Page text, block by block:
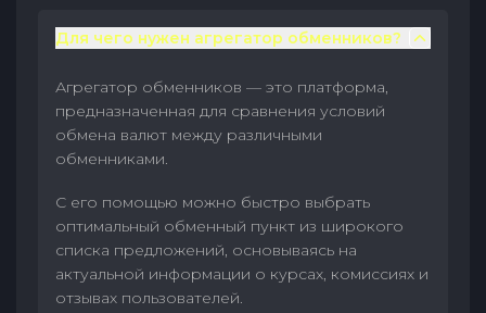
Для чего нужен агрегатор обменников?
Агрегатор обменников — это платформа,
предназначенная для сравнения условий
обмена валют между различными
обменниками.
С его помощью можно быстро выбрать
оптимальный обменный пункт из широкого
списка предложений, основываясь на
актуальной информации о курсах, комиссиях и
отзывах пользователей.